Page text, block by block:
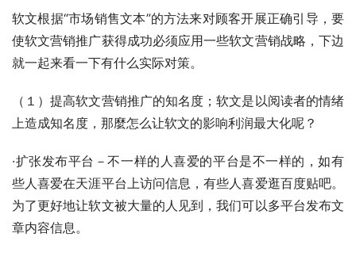
软文根据“市场销售文本”的方法来对顾客开展正确引导，要
使软文营销推广获得成功必须应用一些软文营销战略，下边
就一起来看一下有什么实际对策。
（１）提高软文营销推广的知名度；软文是以阅读者的情绪
上造成知名度，那麼怎么让软文的影响利润最大化呢？
·扩张发布平台－不一样的人喜爱的平台是不一样的，如有
些人喜爱在天涯平台上访问信息，有些人喜爱逛百度贴吧。
为了更好地让软文被大量的人见到，我们可以多平台发布文
章内容信息。